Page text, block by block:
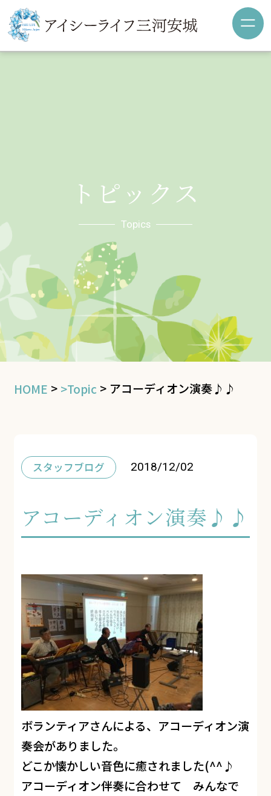
トピックス
Topics
HOME > >Topic > アコーディオン演奏♪♪
スタッフブログ 2018/12/02
アコーディオン演奏♪♪
ボランティアさんによる、アコーディオン演
奏会がありました。
どこか懐かしい音色に癒されました(^^♪
アコーディオン伴奏に合わせて みんなで